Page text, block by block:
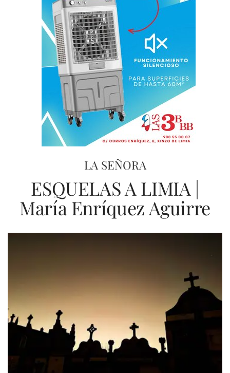
LA SEÑORA
ESQUELAS A LIMIA |
María Enríquez Aguirre